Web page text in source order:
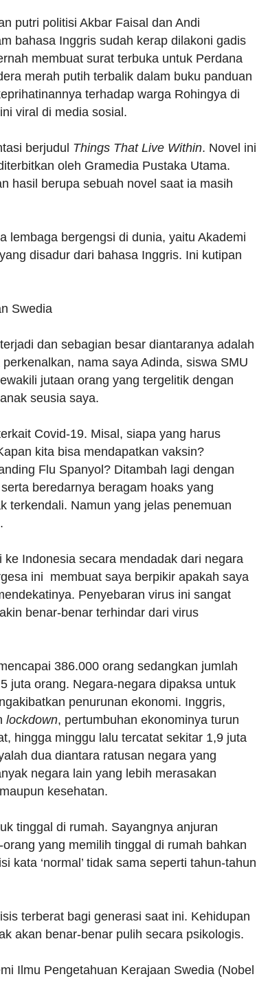
putri politisi Akbar Faisal dan Andi
bahasa Inggris sudah kerap dilakoni gadis
membuat surat terbuka untuk Perdana
merah putih terbalik dalam buku panduan
terhadap warga Rohingya di
viral di media sosial.
berjudul Things That Live Within. Novel ini
oleh Gramedia Pustaka Utama.
hasil berupa sebuah novel saat ia masih
lembaga bergengsi di dunia, yaitu Akademi
disadur dari bahasa Inggris. Ini kutipan
Swedia
dan sebagian besar diantaranya adalah
nama saya Adinda, siswa SMU
jutaan orang yang tergelitik dengan
seusia saya.
Covid-19. Misal, siapa yang harus
kita bisa mendapatkan vaksin?
Flu Spanyol? Ditambah lagi dengan
beredarnya beragam hoaks yang
terkendali. Namun yang jelas penemuan
Indonesia secara mendadak dari negara
ini membuat saya berpikir apakah saya
Penyebaran virus ini sangat
benar-benar terhindar dari virus
386.000 orang sedangkan jumlah
juta orang. Negara-negara dipaksa untuk
penurunan ekonomi. Inggris,
lockdown, pertumbuhan ekonominya turun
hingga minggu lalu tercatat sekitar 1,9 juta
dua diantara ratusan negara yang
negara lain yang lebih merasakan
kesehatan.
tinggal di rumah. Sayangnya anjuran
yang memilih tinggal di rumah bahkan
kata ‘normal’ tidak sama seperti tahun-tahun
terberat bagi generasi saat ini. Kehidupan
akan benar-benar pulih secara psikologis.
Ilmu Pengetahuan Kerajaan Swedia (Nobel